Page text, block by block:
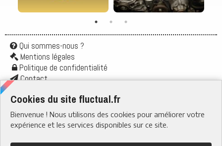
Cookies du site fluctual.fr
Bienvenue ! Nous utilisons des cookies pour améliorer votre
expérience et les services disponibles sur ce site.
Qui sommes-nous ?
Mentions légales
Politique de confidentialité
Contact
Flux rss
RUBRIQUES
› Actu & Société
› Quotidien
› Santé & Bien-être
› Tech & Web